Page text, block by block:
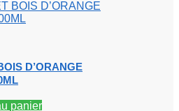
D’ORANGE
panier